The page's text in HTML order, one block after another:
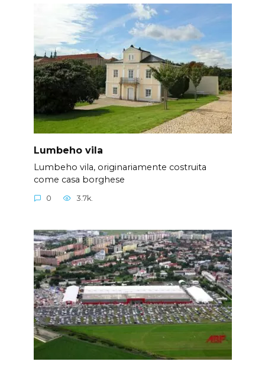
Lumbeho vila
Lumbeho vila, originariamente costruita
come casa borghese
0 3.7k.